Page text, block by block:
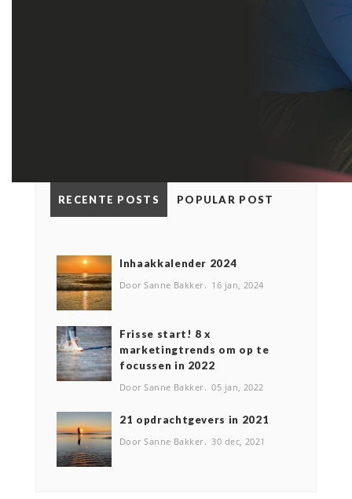
RECENTE POSTS POPULAR POST
Inhaakkalender 2024
Door Sanne Bakker 16 jan, 2024
Frisse start! 8 x
marketingtrends om op te
focussen in 2022
Door Sanne Bakker 05 jan, 2022
2️1 opdrachtgevers in 2021
Door Sanne Bakker 30 dec, 2021